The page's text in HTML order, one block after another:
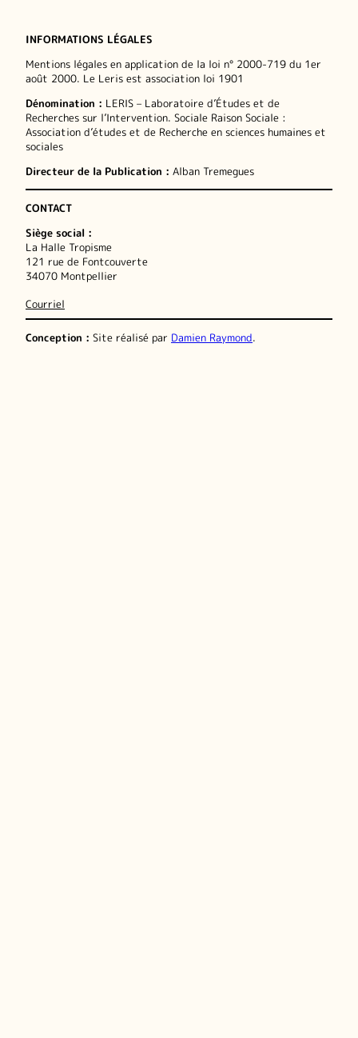
INFORMATIONS LÉGALES
Mentions légales en application de la loi n° 2000-719 du 1er
août 2000. Le Leris est association loi 1901
Dénomination : LERIS – Laboratoire d’Études et de
Recherches sur l’Intervention. Sociale Raison Sociale :
Association d’études et de Recherche en sciences humaines et
sociales
Directeur de la Publication : Alban Tremegues
CONTACT
Siège social :
La Halle Tropisme
121 rue de Fontcouverte
34070 Montpellier
Courriel
Conception : Site réalisé par Damien Raymond.